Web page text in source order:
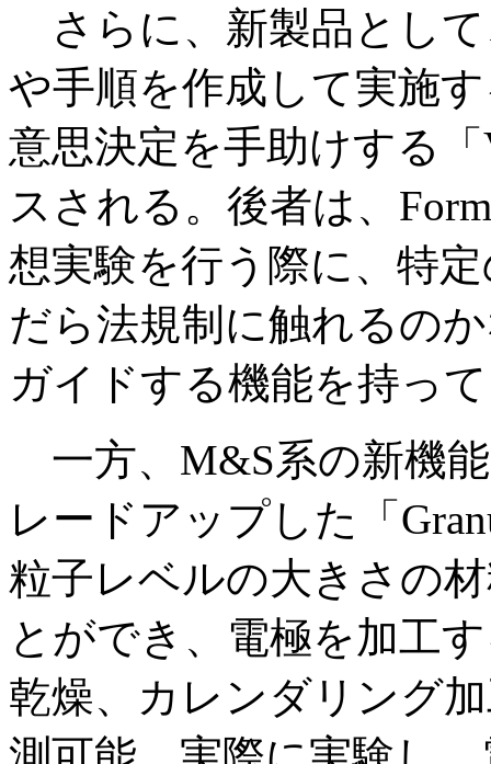
さらに、新製品とし
や手順を作成して実施
意思決定を手助けする
スされる。後者は、
想実験を行う際に、特
だら法規制に触れるの
ガイドする機能を持っ
一方、M&S系の新機
レードアップした「
粒子レベルの大きさの
とができ、電極を加工
乾燥、カレンダリング